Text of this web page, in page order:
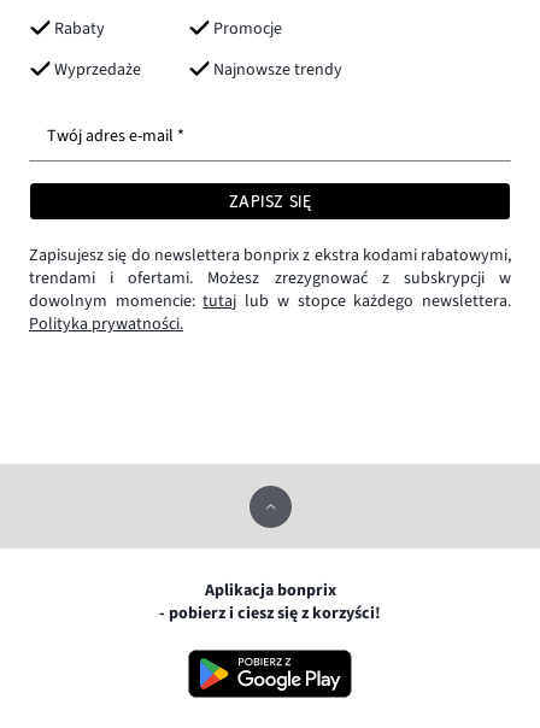
Rabaty
Promocje
Wyprzedaże
Najnowsze trendy
Twój adres e-mail *
ZAPISZ SIĘ
Zapisujesz się do newslettera bonprix z ekstra kodami rabatowymi,
trendami i ofertami. Możesz zrezygnować z subskrypcji w
dowolnym momencie:tutaj lub w stopce każdego newslettera.
Polityka prywatności.
Aplikacja bonprix
- pobierz i ciesz się z korzyści!